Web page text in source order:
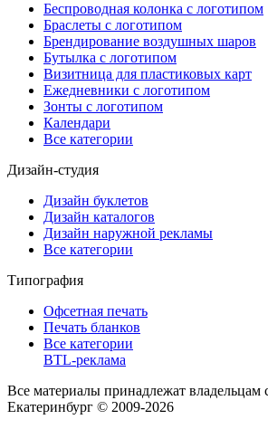
Беспроводная колонка с логотипом
Браслеты с логотипом
Брендирование воздушных шаров
Бутылка с логотипом
Визитница для пластиковых карт
Ежедневники с логотипом
Зонты с логотипом
Календари
Все категории
Дизайн-студия
Дизайн буклетов
Дизайн каталогов
Дизайн наружной рекламы
Все категории
Типография
Офсетная печать
Печать бланков
Все категории
BTL-реклама
Все материалы принадлежат владельцам
Екатеринбург © 2009-2026